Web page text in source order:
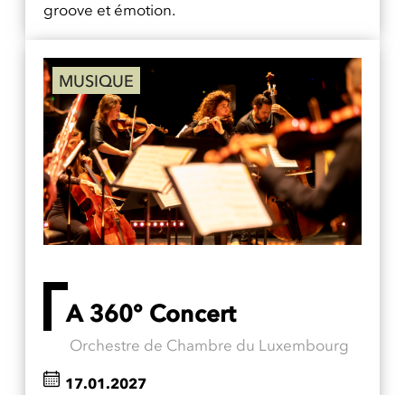
groove et émotion.
MUSIQUE
A 360° Concert
Orchestre de Chambre du Luxembourg
17.01.2027